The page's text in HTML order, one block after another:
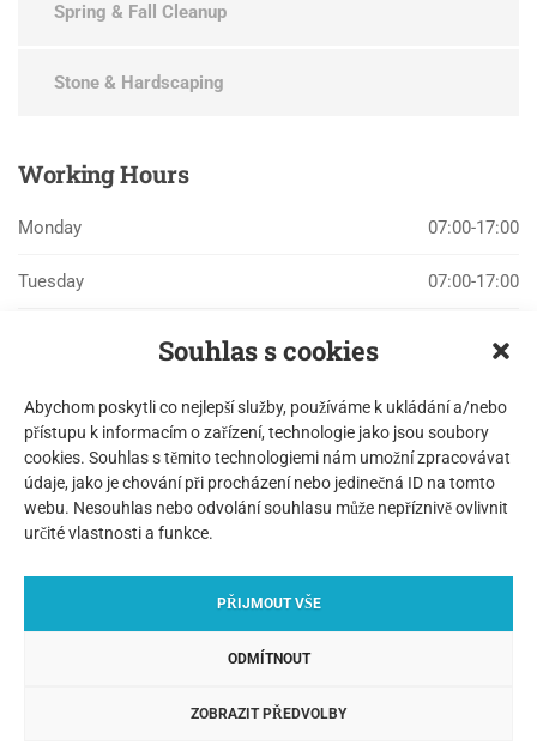
Souhlas s cookies
Abychom poskytli co nejlepší služby, používáme k ukládání a/nebo
přístupu k informacím o zařízení, technologie jako jsou soubory
cookies. Souhlas s těmito technologiemi nám umožní zpracovávat
údaje, jako je chování při procházení nebo jedinečná ID na tomto
webu. Nesouhlas nebo odvolání souhlasu může nepříznivě ovlivnit
určité vlastnosti a funkce.
PŘIJMOUT VŠE
ODMÍTNOUT
ZOBRAZIT PŘEDVOLBY
Spring & Fall Cleanup
Stone & Hardscaping
WorkingHours
Monday 07:00-17:00
Tuesday 07:00-17:00
Friday 07:00-17:00
Saturday 07:00-17:00
Zpracování osobních údajů|